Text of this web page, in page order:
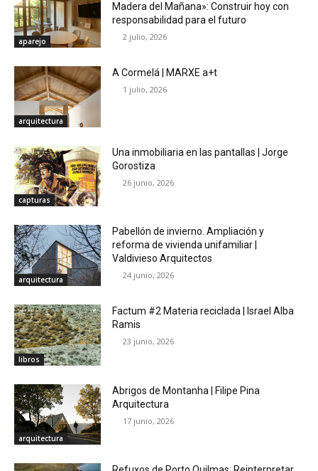
aparejo
Madera del Mañana»: Construir hoy con
responsabilidad para el futuro
2 julio, 2026
arquitectura
A Cormelá | MARXE a+t
1 julio, 2026
capturas
Una inmobiliaria en las pantallas | Jorge
Gorostiza
26 junio, 2026
arquitectura
Pabellón de invierno. Ampliación y
reforma de vivienda unifamiliar |
Valdivieso Arquitectos
24 junio, 2026
libros
Factum #2 Materia reciclada | Israel Alba
Ramis
23 junio, 2026
arquitectura
Abrigos de Montanha | Filipe Pina
Arquitectura
17 junio, 2026